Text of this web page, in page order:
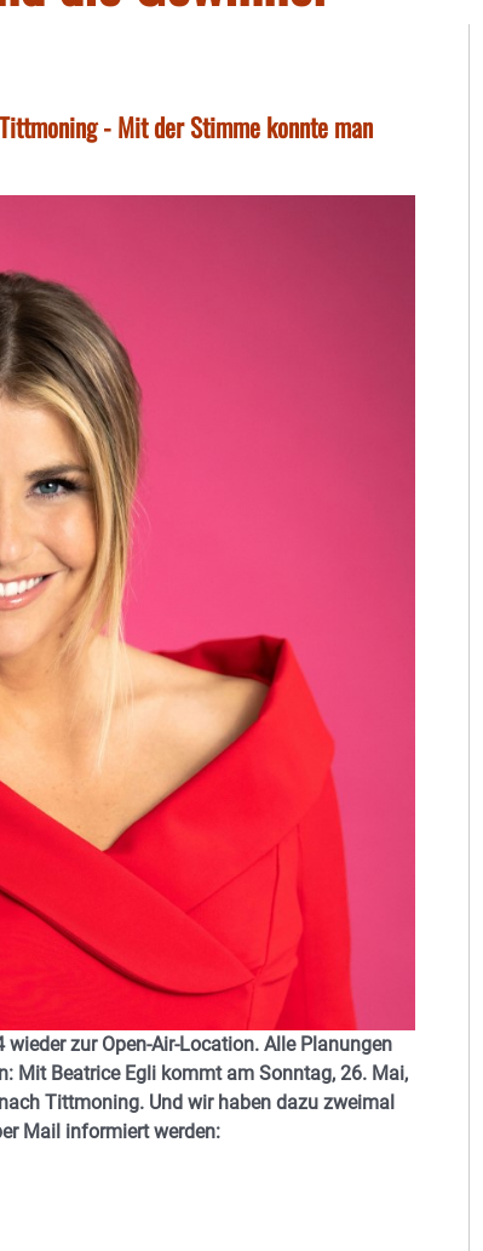
- Mit der Stimme konnte man
zur Open-Air-Location. Alle Planungen
Mit Beatrice Egli kommt am Sonntag, 26. Mai,
Tittmoning. Und wir haben dazu zweimal
Mail informiert werden: